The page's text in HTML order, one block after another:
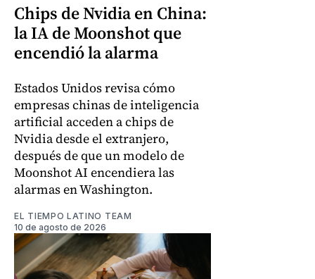
Chips de Nvidia en China:
la IA de Moonshot que
encendió la alarma
Estados Unidos revisa cómo
empresas chinas de inteligencia
artificial acceden a chips de
Nvidia desde el extranjero,
después de que un modelo de
Moonshot AI encendiera las
alarmas en Washington.
EL TIEMPO LATINO TEAM
10 de agosto de 2026